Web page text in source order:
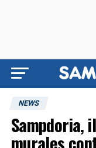
NEWS
Sampdoria,
murales